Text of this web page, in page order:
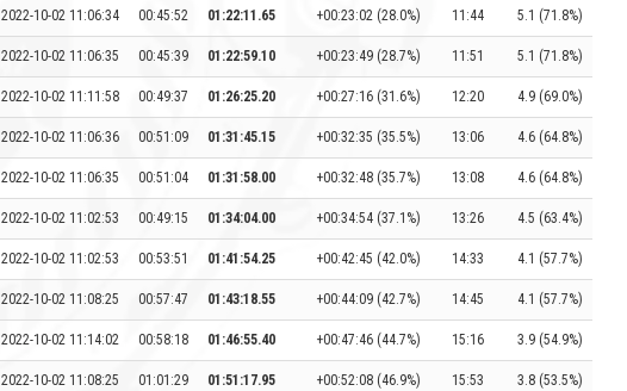
2022-10-02 11:06:34 00:45:52 01:22:11.65 +00:23:02 (28.0%) 11:44 5.1 (71.8%)
2022-10-02 11:06:35 00:45:39 01:22:59.10 +00:23:49 (28.7%) 11:51 5.1 (71.8%)
2022-10-02 11:11:58 00:49:37 01:26:25.20 +00:27:16 (31.6%) 12:20 4.9 (69.0%)
2022-10-02 11:06:36 00:51:09 01:31:45.15 +00:32:35 (35.5%) 13:06 4.6 (64.8%)
2022-10-02 11:06:35 00:51:04 01:31:58.00 +00:32:48 (35.7%) 13:08 4.6 (64.8%)
2022-10-02 11:02:53 00:49:15 01:34:04.00 +00:34:54 (37.1%) 13:26 4.5 (63.4%)
2022-10-02 11:02:53 00:53:51 01:41:54.25 +00:42:45 (42.0%) 14:33 4.1 (57.7%)
2022-10-02 11:08:25 00:57:47 01:43:18.55 +00:44:09 (42.7%) 14:45 4.1 (57.7%)
2022-10-02 11:14:02 00:58:18 01:46:55.40 +00:47:46 (44.7%) 15:16 3.9 (54.9%)
2022-10-02 11:08:25 01:01:29 01:51:17.95 +00:52:08 (46.9%) 15:53 3.8 (53.5%)